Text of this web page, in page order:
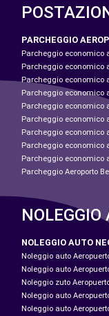
PARCHEGGIO
Parcheggio economico
Parcheggio economico
Parcheggio economico
Parcheggio economico
Parcheggio economico
Parcheggio economico
Parcheggio economico
Parcheggio economico
Parcheggio economico
Parcheggio Aeroporto
NOLEGGIO
NOLEGGIO AUTO
Noleggio auto
Noleggio auto
Noleggio zuto
Noleggio auto
Noleggio auto